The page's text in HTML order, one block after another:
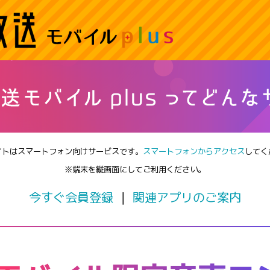
はスマートフォン向けサービスです。 スマートフォンからアクセスして
※端末を縦画面にしてご利用ください。
今すぐ会員登録 ｜ 関連アプリのご案内